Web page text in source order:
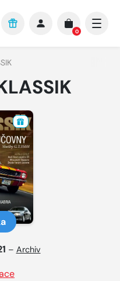
0
– Archiv